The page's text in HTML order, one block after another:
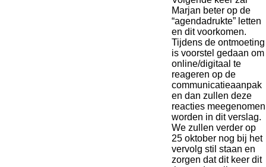
Marjan beter op de
“agendadrukte” letten
en dit voorkomen.
Tijdens de ontmoeting
is voorstel gedaan om
online/digitaal te
reageren op de
communicatieaanpak
en dan zullen deze
reacties meegenomen
worden in dit verslag.
We zullen verder op
25 oktober nog bij het
vervolg stil staan en
zorgen dat dit keer dit